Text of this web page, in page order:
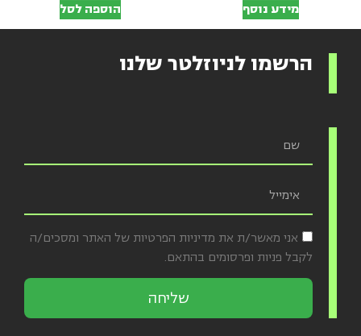
מידע נוסף הוספה לסל
הרשמו לניוזלטר שלנו
אני מאשר/ת את מדיניות הפרטיות של האתר ומסכים/ה
לקבל פניות ופרסומים בהתאם.
שליחה